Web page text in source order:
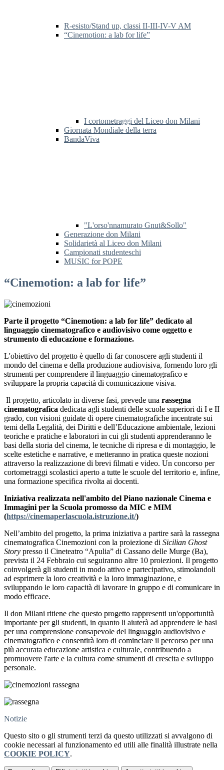
R-esisto/Stand up, classi II-III-IV-V AM
“Cinemotion: a lab for life”
I cortometraggi del Liceo don Milani
Giornata Mondiale della terra
BandaViva
"L'orso'nnamurato Gnut&Sollo"
Generazione don Milani
Solidarietà al Liceo don Milani
Campionati studenteschi
MUSIC for POPE
“Cinemotion: a lab for life”
Parte il progetto “Cinemotion: a lab for life” dedicato al
linguaggio cinematografico e audiovisivo come oggetto e
strumento di educazione e formazione.
L'obiettivo del progetto è quello di far conoscere agli studenti il
mondo del cinema e della produzione audiovisiva, fornendo loro gli
strumenti per comprendere il linguaggio cinematografico e
sviluppare la propria capacità di comunicazione visiva.
Il progetto, articolato in diverse fasi, prevede una rassegna
cinematografica dedicata agli studenti delle scuole superiori di I e II
grado, con visioni guidate di opere cinematografiche incentrate sui
temi della Legalità, dei Diritti e dell’Educazione ambientale, lezioni
teoriche e pratiche e laboratori in cui gli studenti apprenderanno le
basi della storia del cinema, le tecniche di ripresa e di montaggio, le
scelte estetiche e narrative, e metteranno in pratica queste nozioni
attraverso la realizzazione di brevi filmati e video. Un concorso per
cortometraggi scolastici aperto a tutte le scuole del territorio e, infine,
una formazione specifica rivolta ai docenti.
Iniziativa realizzata nell'ambito del Piano nazionale Cinema e
Immagini per la Scuola promosso da MIC e MIM
(https://cinemaperlascuola.istruzione.it/)
Nell’ambito del progetto, la prima iniziativa a partire sarà la rassegna
cinematografica Cinemozioni con la proiezione di Sicilian Ghost
Story presso il Cineteatro “Apulia” di Cassano delle Murge (Ba),
prevista il 24 Febbraio cui seguiranno altre 10 proiezioni. Il progetto
coinvolgerà gli studenti in modo attivo e partecipativo, stimolandoli
ad esprimere la loro creatività e la loro immaginazione, e
sviluppando le loro capacità di lavorare in gruppo e di comunicare in
modo efficace.
Il don Milani ritiene che questo progetto rappresenti un'opportunità
importante per gli studenti, in quanto li aiuterà ad apprendere le basi
per una comprensione consapevole del linguaggio audiovisivo e
cinematografico e consentirà loro di cominciare il percorso per una
più accurata educazione artistica e culturale, contribuendo a
promuovere l'arte e la cultura come strumenti di crescita e sviluppo
personale.
Notizie
Questo sito o gli strumenti terzi da questo utilizzati si avvalgono di
cookie necessari al funzionamento ed utili alle finalità illustrate nella
COOKIE POLICY.